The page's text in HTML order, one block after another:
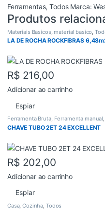
Ferramentas,Todos Marca:
Produtos
Materiais Basicos, material basico
LA DE ROCHA ROCKFIBRAS
R$ 216,00
Adicionar ao carrinho
Espiar
Ferramenta Bruta, Ferramenta manual,
CHAVE TUBO 2ET 24 EXCELLENT
R$ 202,00
Adicionar ao carrinho
Espiar
Casa,Cozinha Todos